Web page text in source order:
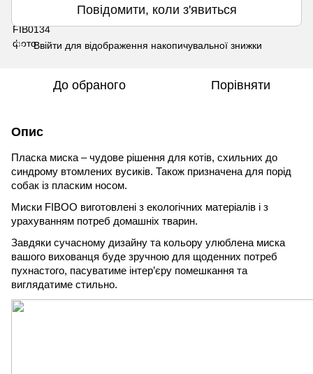
Повідомити, коли з'явиться
% Ввійти для відображення накопичувальної знижки
До обраного Порівняти
Опис
Пласка миска – чудове рішення для котів, схильних до
синдрому втомлених вусиків. Також призначена для порід
собак із пласким носом.
Миски FIBOO виготовлені з екологічних матеріалів і з
урахуванням потреб домашніх тварин.
Завдяки сучасному дизайну та кольору улюблена миска
вашого вихованця буде зручною для щоденних потреб
пухнастого, пасуватиме інтер’єру помешкання та
виглядатиме стильно.